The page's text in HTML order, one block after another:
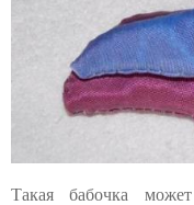
Такая бабочка